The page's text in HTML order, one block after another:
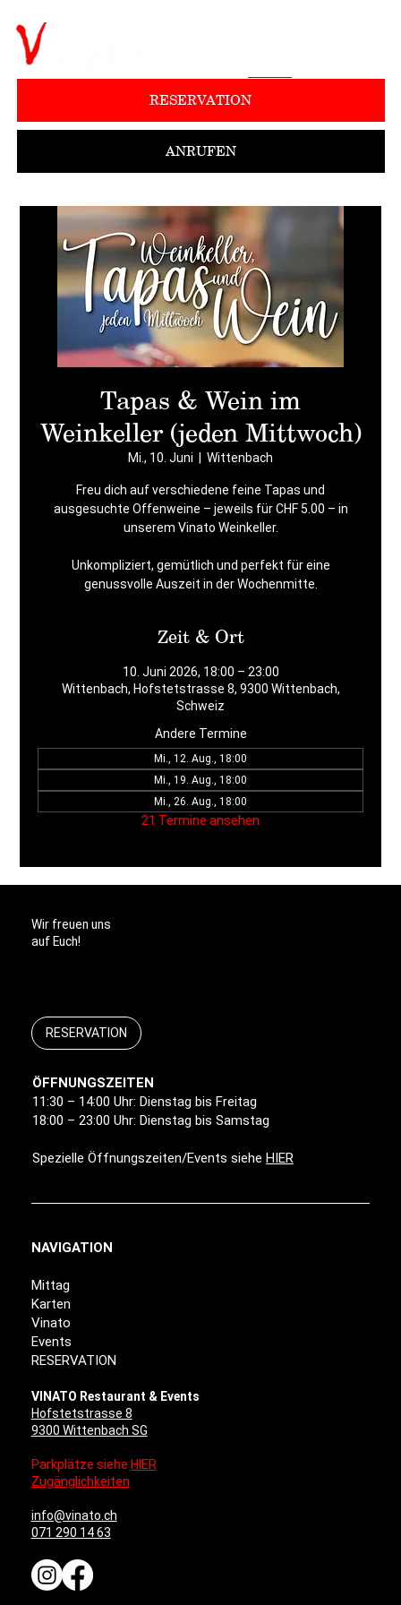
ANRUFEN
RESERVATION
Tapas & Wein im
Weinkeller (jeden Mittwoch)
Mi., 10. Juni Wittenbach
Freu dich auf verschiedene feine Tapas und
ausgesuchte Offenweine – jeweils für CHF 5.00 – in
unserem Vinato Weinkeller.
Unkompliziert, gemütlich und perfekt für eine
Zeit & Ort
10. Juni 2026, 18:00 – 23:00
Wittenbach, Hofstetstrasse 8, 9300 Wittenbach,
Schweiz
Andere Termine
Mi., 12. Aug., 18:00
Mi., 19. Aug., 18:00
Mi., 26. Aug., 18:00
21 Termine ansehen
Wir freuen uns
auf Euch!
RESERVATION
ÖFFNUNGSZEITEN
11:30 – 14:00 Uhr: Dienstag bis Freitag
18:00 – 23:00 Uhr: Dienstag bis Samstag
Spezielle Öffnungszeiten/Events siehe HIER
VINATO Restaurant & Events
Hofstetstrasse 8
9300 Wittenbach SG
Parkplätze siehe HIER
Zugänglichkeiten
info@vinato.ch
071 290 14 63
NAVIGATION
Mittag
Karten
Vinato
Events
RESERVATION